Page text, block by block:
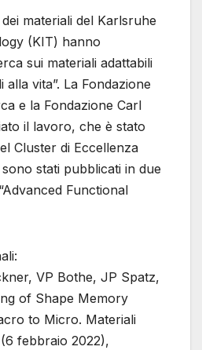
materiali del Karlsruhe
(KIT) hanno
sui materiali adattabili
vita”. La Fondazione
e la Fondazione Carl
il lavoro, che è stato
Cluster di Eccellenza
stati pubblicati in due
Functional
VP Bothe, JP Spatz,
of Shape Memory
to Micro. Materiali
febbraio 2022),